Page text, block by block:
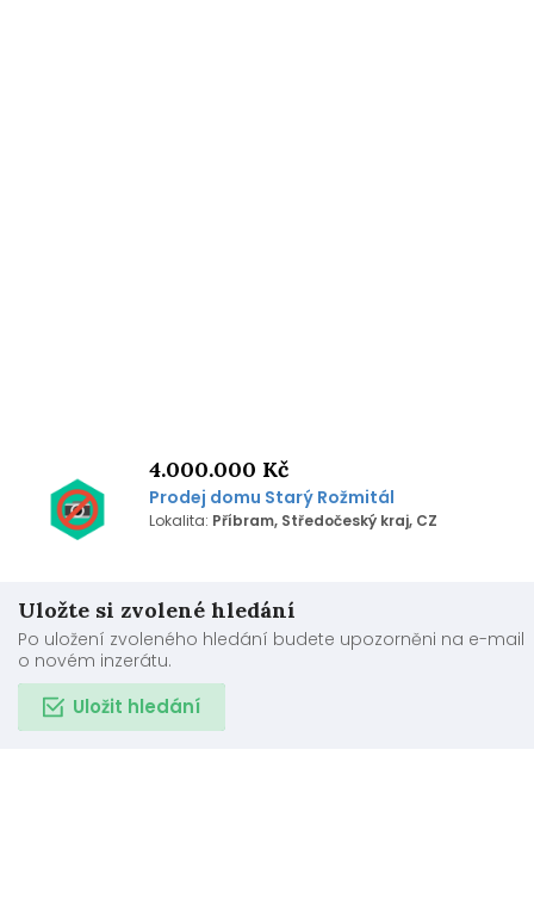
4.000.000 Kč
Prodej domu Starý Rožmitál
Lokalita: Příbram, Středočeský kraj, CZ
Uložte si zvolené hledání
Po uložení zvoleného hledání budete upozorněni na e-mail
o novém inzerátu.
Uložit hledání